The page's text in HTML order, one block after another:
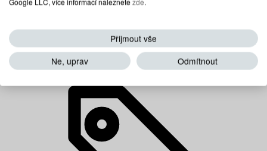
Dětské matrace
Přijmout vše
Ne, uprav
Odmítnout